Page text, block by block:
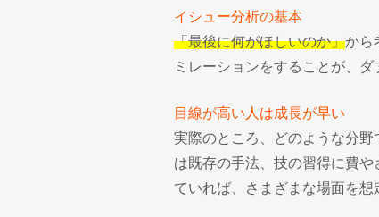
イシュー分析の基本
「最後に何がほしいのか」から
ミレーションをすることが、
目線が高い人は成長が早い
実際のところ、どのような分
は既存の手法、技の習得に費
ていれば、さまざまな場面を想